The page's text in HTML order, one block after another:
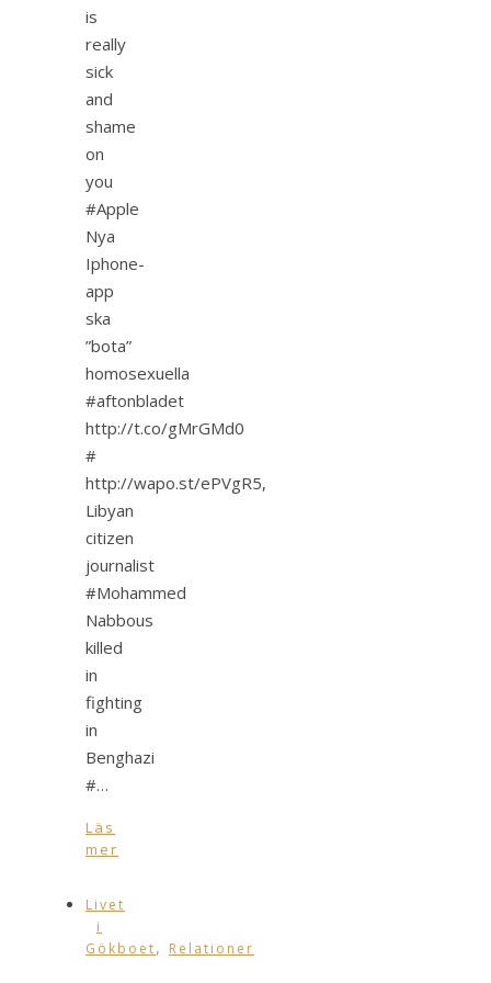
is
really
sick
and
shame
on
you
#Apple
Nya
Iphone-
app
ska
”bota”
homosexuella
#aftonbladet
http://t.co/gMrGMd0
#
http://wapo.st/ePVgR5,
Libyan
citizen
journalist
#Mohammed
Nabbous
killed
in
fighting
in
Benghazi
#…
Läs
mer
Livet
i
Gökboet, Relationer